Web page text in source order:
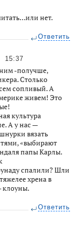
нет.
Ответить
15:37
-получше,
Столько
сопливый. А
живем! Это
культура
А у нас —
вязать
«выбирают
папы Карлы.
спалили? Шли
хрена в
клоуны.
Ответить